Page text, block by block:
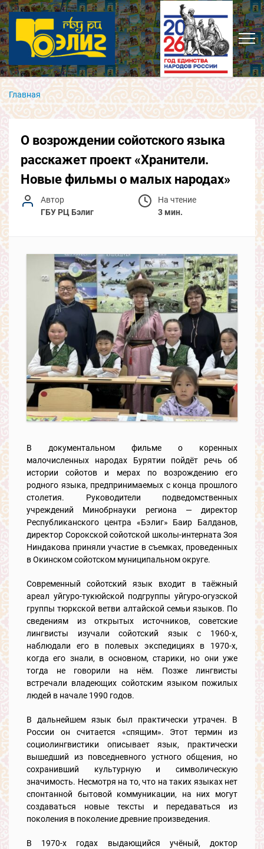
Главная
О возрождении сойотского языка
расскажет проект «Хранители.
Новые фильмы о малых народах»
Автор
ГБУ РЦ Бэлиг
На чтение
3 мин.
В документальном фильме о коренных
малочисленных народах Бурятии пойдёт речь об
истории сойотов и мерах по возрождению его
родного языка, предпринимаемых с конца прошлого
столетия. Руководители подведомственных
учреждений Минобрнауки региона — директор
Республиканского центра «Бэлиг» Баир Балданов,
директор Сорокской сойотской школы-интерната Зоя
Ниндакова приняли участие в съемках, проведенных
в Окинском сойотском муниципальном округе.
Современный сойотский язык входит в таёжный
ареал уйгуро-тукюйской подгруппы уйгуро-огузской
группы тюркской ветви алтайской семьи языков. По
сведениям из открытых источников, советские
лингвисты изучали сойотский язык с 1960-х,
наблюдали его в полевых экспедициях в 1970-х,
когда его знали, в основном, старики, но они уже
тогда не говорили на нём. Позже лингвисты
встречали владеющих сойотским языком пожилых
людей в начале 1990 годов.
В дальнейшем язык был практически утрачен. В
России он считается «спящим». Этот термин из
социолингвистики описывает язык, практически
вышедший из повседневного устного общения, но
сохранивший культурную и символическую
значимость. Несмотря на то, что на таких языках нет
спонтанной бытовой коммуникации, на них могут
создаваться новые тексты и передаваться из
поколения в поколение древние произведения.
В 1970-х годах выдающийся учёный, доктор